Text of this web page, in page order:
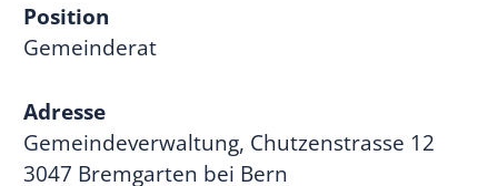
Position
Gemeinderat
Adresse
Gemeindeverwaltung, Chutzenstrasse 12
3047 Bremgarten bei Bern